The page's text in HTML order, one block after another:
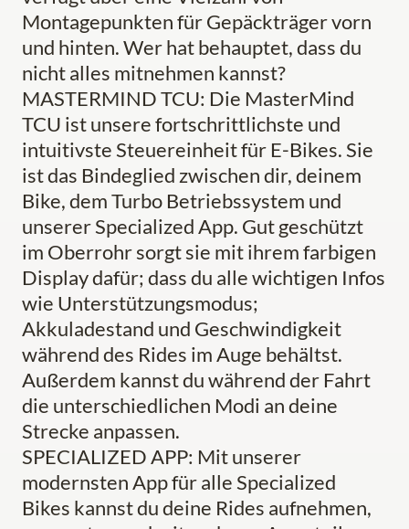
Montagepunkten für Gepäckträger vorn
und hinten. Wer hat behauptet, dass du
nicht alles mitnehmen kannst?
MASTERMIND TCU: Die MasterMind
TCU ist unsere fortschrittlichste und
intuitivste Steuereinheit für E-Bikes. Sie
ist das Bindeglied zwischen dir, deinem
Bike, dem Turbo Betriebssystem und
unserer Specialized App. Gut geschützt
im Oberrohr sorgt sie mit ihrem farbigen
Display dafür; dass du alle wichtigen Infos
wie Unterstützungsmodus;
Akkuladestand und Geschwindigkeit
während des Rides im Auge behältst.
Außerdem kannst du während der Fahrt
die unterschiedlichen Modi an deine
Strecke anpassen.
SPECIALIZED APP: Mit unserer
modernsten App für alle Specialized
Bikes kannst du deine Rides aufnehmen,